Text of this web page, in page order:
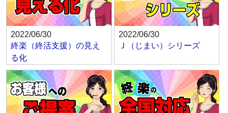
2022/06/30
終楽（終活支援）の見え
る化
2022/06/30
Ｊ（じまい）シリーズ